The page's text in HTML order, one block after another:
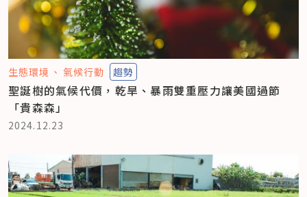
生態環境 氣候行動 趨勢
聖誕樹的氣候代價，乾旱、暴雨雙重壓力讓美國過節
「貴森森」
2024.12.23